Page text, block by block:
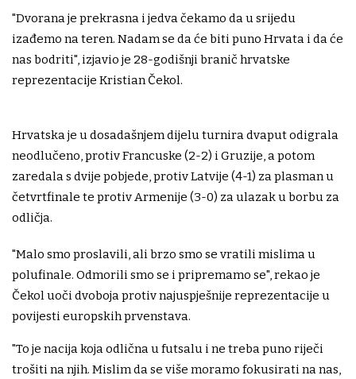
"Dvorana je prekrasna i jedva čekamo da u srijedu
izađemo na teren. Nadam se da će biti puno Hrvata i da će
nas bodriti", izjavio je 28-godišnji branič hrvatske
reprezentacije Kristian Čekol.
Hrvatska je u dosadašnjem dijelu turnira dvaput odigrala
neodlučeno, protiv Francuske (2-2) i Gruzije, a potom
zaredala s dvije pobjede, protiv Latvije (4-1) za plasman u
četvrtfinale te protiv Armenije (3-0) za ulazak u borbu za
odličja.
"Malo smo proslavili, ali brzo smo se vratili mislima u
polufinale. Odmorili smo se i pripremamo se", rekao je
Čekol uoči dvoboja protiv najuspješnije reprezentacije u
povijesti europskih prvenstava.
"To je nacija koja odlična u futsalu i ne treba puno riječi
trošiti na njih. Mislim da se više moramo fokusirati na nas,